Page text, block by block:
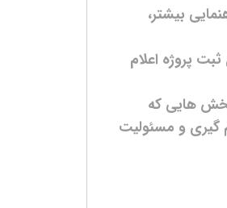
بیشتر،
پروژه اعلام
هایی که
گیری و مسئولیت